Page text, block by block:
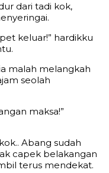
dari tadi kok,
keluar!” hardikku
malah melangkah
seolah
maksa!”
Abang sudah
capek belakangan
terus mendekat.